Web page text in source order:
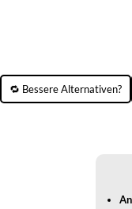
🔁 Bessere Alternativen?